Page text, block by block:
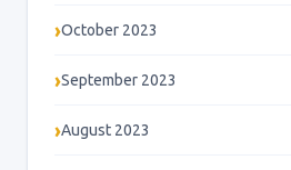
October 2023
September 2023
August 2023